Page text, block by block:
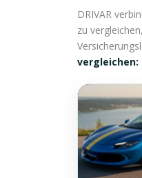
DRIVAR
zu
vergleichen: